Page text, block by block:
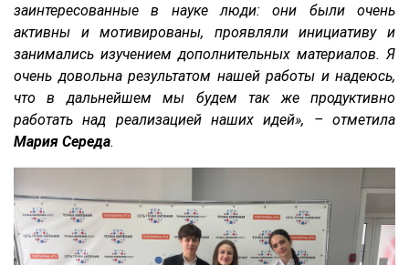
заинтересованные в науке люди: они были очень
активны и мотивированы, проявляли инициативу и
занимались изучением дополнительных материалов. Я
очень довольна результатом нашей работы и надеюсь,
что в дальнейшем мы будем так же продуктивно
работать над реализацией наших идей», – отметила
Мария Середа.